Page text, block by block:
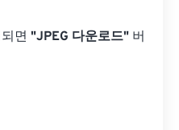
면 "JPEG 다운로드" 버